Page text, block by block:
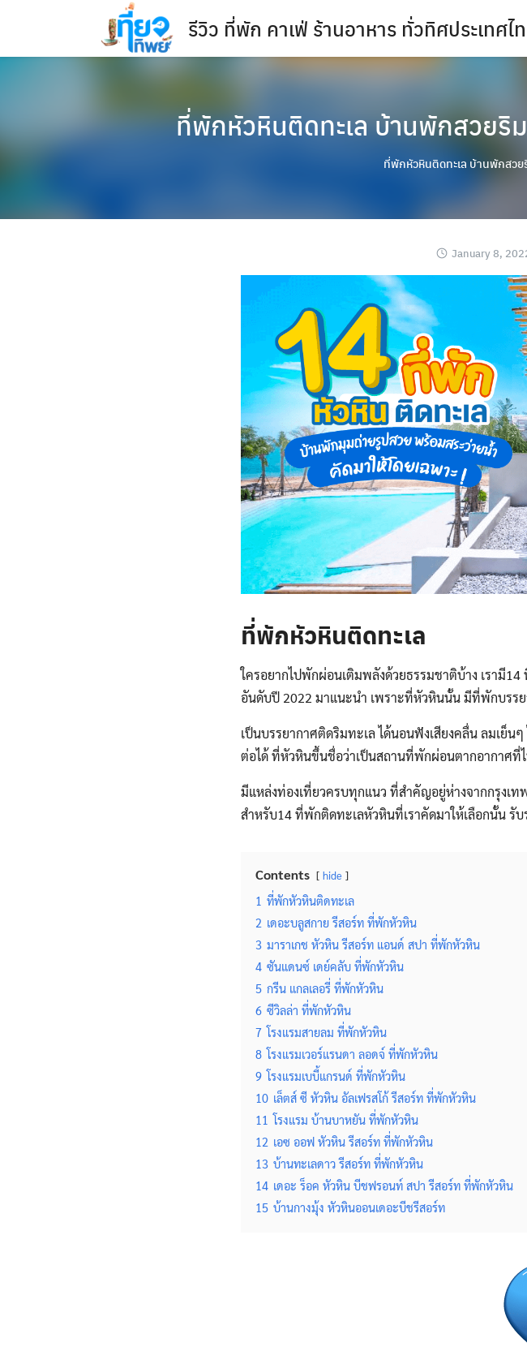
รีวิว ที่พัก คาเฟ่ ร้านอาหาร ทั่วทิศประเทศไ
ที่พักหัวหินติดทะเล บ้านพักสวยริ
ที่พักหัวหินติดทะเล บ้านพักสว
January 8,
ที่พักหัวหินติดทะเล
ใครอยากไปพักผ่อนเติมพลังด้วยธรรมชาติบ้าง เรามี
อันดับปี 2022 มาแนะนำ เพราะที่หัวหินนั้น มีที่พักบรรย
เป็นบรรยากาศติดริมทะเล ได้นอนฟังเสียงคลื่น ลมเย็น
ต่อได้ ที่หัวหินขึ้นชื่อว่าเป็นสถานที่พักผ่อนตากอากาศที่ไ
มีแหล่งท่องเที่ยวครบทุกแนว ที่สำคัญอยู่ห่างจากกรุงเท
สำหรับ14 ที่พักติดทะเลหัวหินที่เราคัดมาให้เลือกนั้น รับ
Contents hide
1 ที่พักหัวหินติดทะเล
2 เดอะบลูสกาย รีสอร์ท ที่พักหัวหิน
3 มาราเกช หัวหิน รีสอร์ท แอนด์ สปา ที่พักหัวหิน
4 ซันแดนซ์​ เดย์คลับ ที่พักหัวหิน
5 กรีน แกลเลอรี่ ที่พักหัวหิน
6 ซีวิลล่า ที่พักหัวหิน
7 โรงแรมสายลม ที่พักหัวหิน
8 โรงแรมเวอร์แรนดา ลอดจ์ ที่พักหัวหิน
9 โรงแรมเบบี้แกรนด์ ที่พักหัวหิน
10 เล็ตส์ ซี หัวหิน อัลเฟรสโก้ รีสอร์ท ที่พักหัวหิน
11 โรงแรม บ้านบาหยัน ที่พักหัวหิน
12 เอซ ออฟ หัวหิน รีสอร์ท ที่พักหัวหิน
13 บ้านทะเลดาว รีสอร์ท ที่พักหัวหิน
14 เดอะ ร็อค หัวหิน บีชฟรอนท์ สปา รีสอร์ท ที่พักหัวหิน
15 บ้านกางมุ้ง หัวหินออนเดอะบีชรีสอร์ท